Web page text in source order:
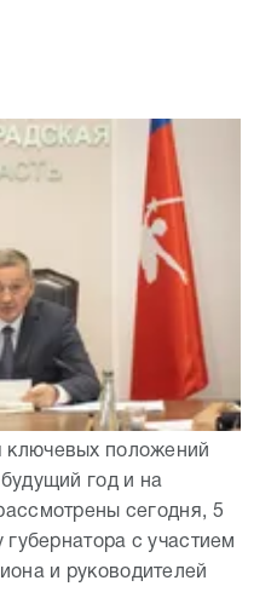
положений
год и на
сегодня, 5
с участием
и руководителей